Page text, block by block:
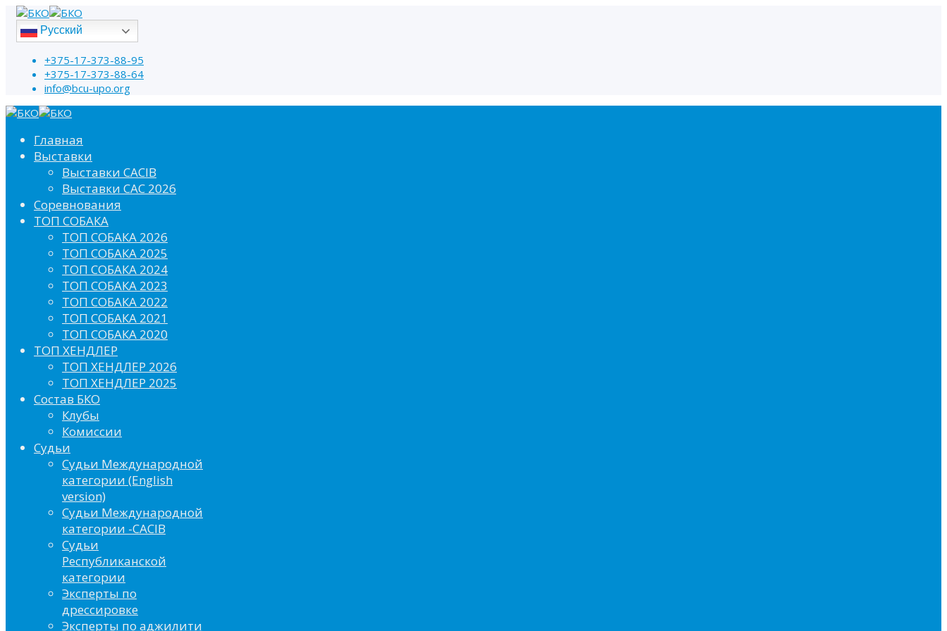
Русский
+375-17-373-88-95
+375-17-373-88-64
info@bcu-upo.org
Главная
Выставки
Выставки CACIB
Выставки САС 2026
Соревнования
ТОП СОБАКА
ТОП СОБАКА 2026
ТОП СОБАКА 2025
ТОП СОБАКА 2024
ТОП СОБАКА 2023
ТОП СОБАКА 2022
ТОП СОБАКА 2021
ТОП СОБАКА 2020
ТОП ХЕНДЛЕР
ТОП ХЕНДЛЕР 2026
ТОП ХЕНДЛЕР 2025
Состав БКО
Клубы
Комиссии
Судьи
Судьи Международной
категории (English
version)
Судьи Международной
категории -CACIB
Судьи
Республиканской
категории
Эксперты по
дрессировке
Эксперты по аджилити